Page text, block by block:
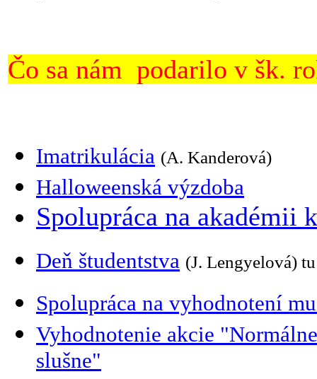
Čo sa nám podarilo v šk.
Imatrikulácia (A. Kanderová)
Halloweenská výzdoba
Spolupráca na akadémii
Deň študentstva (J. Lengyelová)
Spolupráca na vyhodnotení
Vyhodnotenie akcie
slušne"